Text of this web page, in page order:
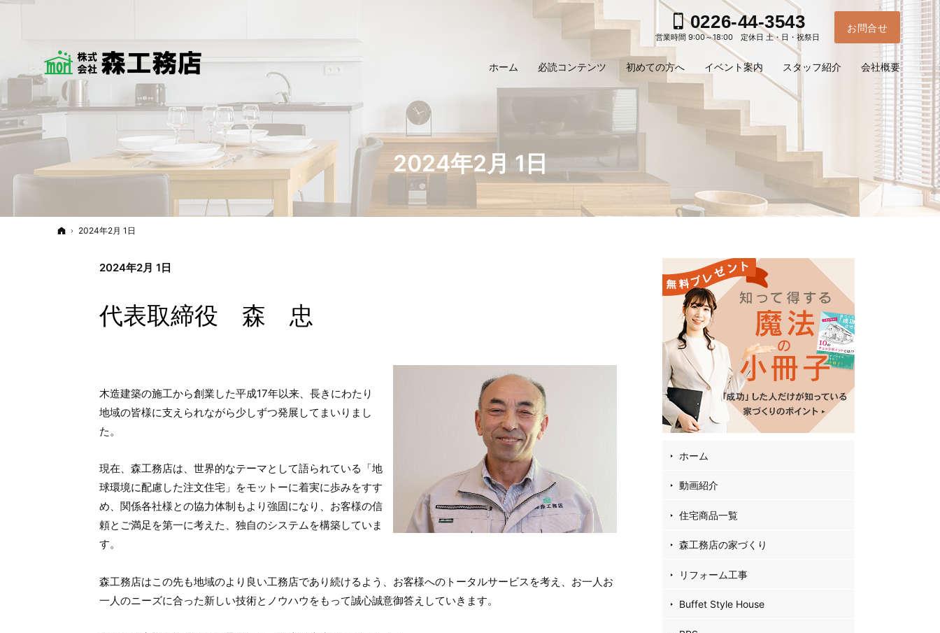
2024年2月 1日
ホーム
2024年2月 1日
2024年2月 1日
代表取締役 森 忠
木造建築の施工から創業した平成17年以来、長きにわたり
地域の皆様に支えられながら少しずつ発展してまいりまし
た。
現在、森工務店は、世界的なテーマとして語られている「地
球環境に配慮した注文住宅」をモットーに着実に歩みをすす
め、関係各社様との協力体制もより強固になり、お客様の信
頼とご満足を第一に考えた、独自のシステムを構築していま
す。
森工務店はこの先も地域のより良い工務店であり続けるよう、お客様へのトータルサービスを考え、お一人お
一人のニーズに合った新しい技術とノウハウをもって誠心誠意御答えしていきます。
ホーム
動画紹介
住宅商品一覧
森工務店の家づくり
リフォーム工事
Buffet Style House
ホーム 必読コンテンツ 初めての方へ イベント案内 スタッフ紹介 会社概要
0226-44-3543
営業時間 9:00～18:00 定休日 土・日・祝祭日
お問合せ